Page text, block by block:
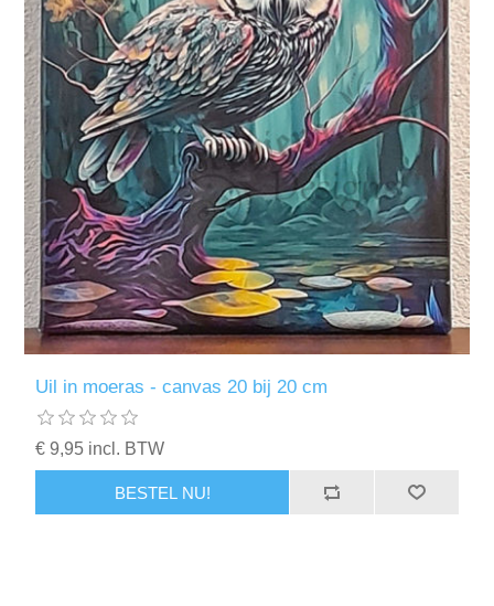
Uil in moeras - canvas 20 bij 20 cm
€ 9,95 incl. BTW
BESTEL NU!